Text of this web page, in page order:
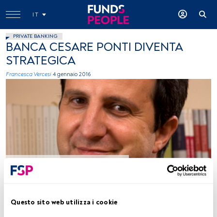
Questo sito web utilizza i cookie
IT
PRIVATE BANKING
BANCA CESARE PONTI DIVENTA
STRATEGICA
Francesca Vercesi 4 gennaio 2016
Tempo di lettura:3 min.